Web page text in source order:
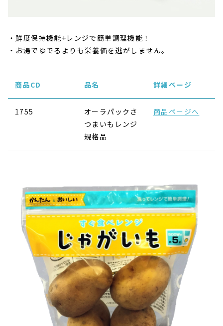
鮮度保持機能+レンジで簡単調理機能！
お湯でゆでるよりも栄養価を逃がしません。
商品CD 品名 詳細ページ
1755
オーラパックさ
つまいもレンジ
規格品
商品ページへ